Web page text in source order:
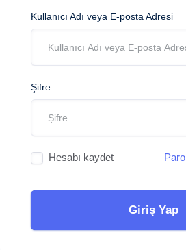
Kullanıcı Adı veya E-posta Adresi
Şifre
Hesabı kaydet
Giriş Yap